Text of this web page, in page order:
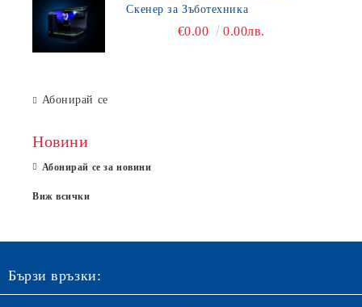
Скенер за Зъботехника
€0.00 0.00лв.
Абонирай се
Новини
Абонирай се за новини
Виж всички
Бързи връзки: